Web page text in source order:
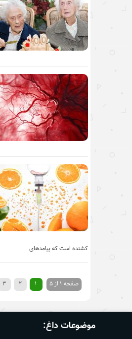
کشنده است که پیامدهای
صفحه 1 از 5 1
2
3
موضوعات داغ: